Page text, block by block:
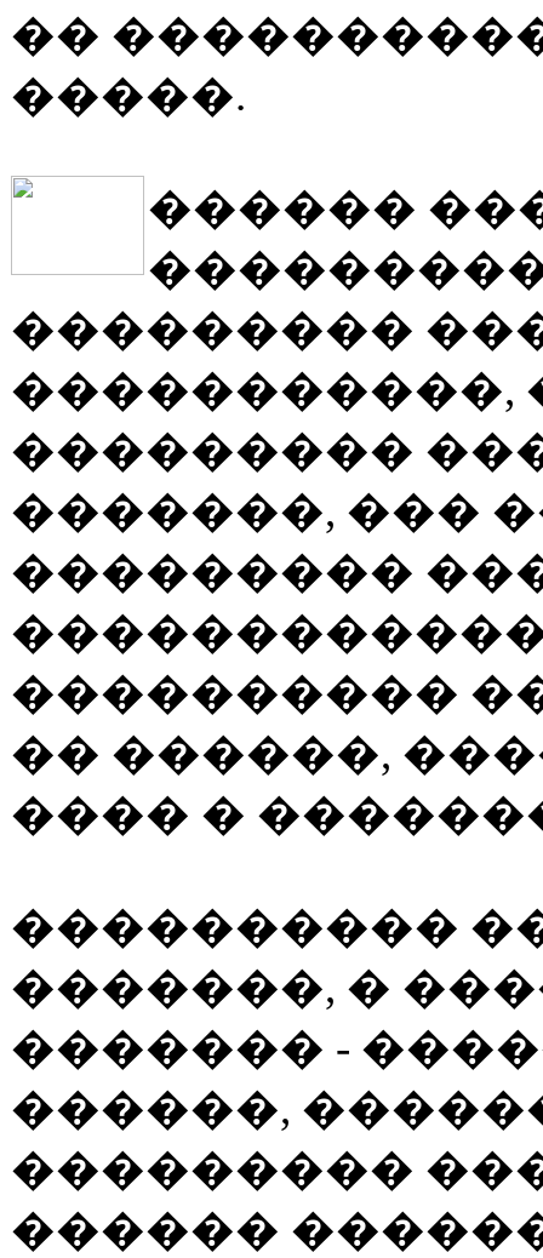
��
�����.
������
���������
�����������,
���������
�������, ���
���������
����������
�� ������,
���� �
����������
�������, �
������� -
������,
���������
������